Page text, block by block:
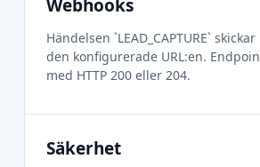
Webhooks
Händelsen `LEAD_CAPTURE`
den konfigurerade URL:en.
med HTTP 200 eller 204.
Säkerhet